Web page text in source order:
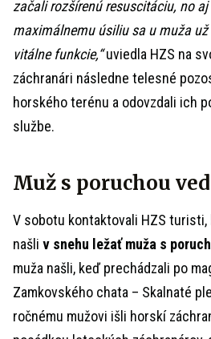
začali rozšírenú resuscitáciu, no
maximálnemu úsiliu sa u muža
vitálne funkcie,“uviedla HZS na
záchranári následne telesné
horského terénu a odovzdali ich
službe.
Muž s poruchou
V sobotu kontaktovali HZS
našli v snehu ležať muža s
muža našli, keď prechádzali po
Zamkovského chata – Skalnaté
ročnému mužovi išli horskí